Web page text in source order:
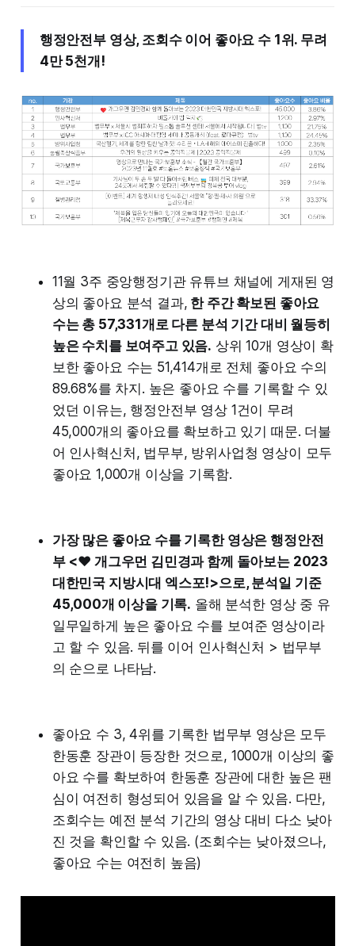
행정안전부 영상, 조회수 이어 좋아요 수 1위. 무려
4만 5천개!
11월 3주 중앙행정기관 유튜브 채널에 게재된 영
상의 좋아요 분석 결과, 한 주간 확보된 좋아요
수는 총 57,331개로 다른 분석 기간 대비 월등히
높은 수치를 보여주고 있음. 상위 10개 영상이 확
보한 좋아요 수는 51,414개로 전체 좋아요 수의
89.68%를 차지. 높은 좋아요 수를 기록할 수 있
었던 이유는, 행정안전부 영상 1건이 무려
45,000개의 좋아요를 확보하고 있기 때문. 더불
어 인사혁신처, 법무부, 방위사업청 영상이 모두
좋아요 1,000개 이상을 기록함.
가장 많은 좋아요 수를 기록한 영상은 행정안전
부 <❤️ 개그우먼 김민경과 함께 돌아보는 2023
대한민국 지방시대 엑스포!>으로, 분석일 기준
45,000개 이상을 기록. 올해 분석한 영상 중 유
일무일하게 높은 좋아요 수를 보여준 영상이라
고 할 수 있음. 뒤를 이어 인사혁신처 > 법무부
의 순으로 나타남.
좋아요 수 3, 4위를 기록한 법무부 영상은 모두
한동훈 장관이 등장한 것으로, 1000개 이상의 좋
아요 수를 확보하여 한동훈 장관에 대한 높은 팬
심이 여전히 형성되어 있음을 알 수 있음. 다만,
조회수는 예전 분석 기간의 영상 대비 다소 낮아
진 것을 확인할 수 있음. (조회수는 낮아졌으나,
좋아요 수는 여전히 높음)